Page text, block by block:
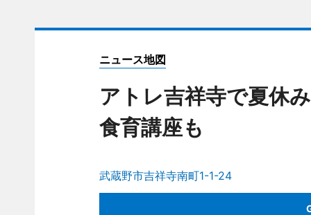
ニュース地図
アトレ吉祥寺で夏休
食育講座も
武蔵野市吉祥寺南町1-1-24